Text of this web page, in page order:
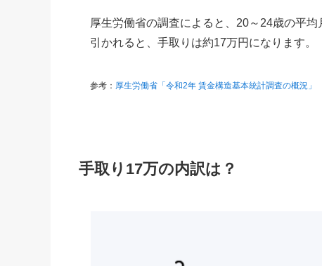
厚生労働省の調査によると、20～24歳の平
引かれると、手取りは約17万円になります。
参考： 厚生労働省「令和2年 賃金構造基本統計調査の概況」
手取り17万の内訳は？